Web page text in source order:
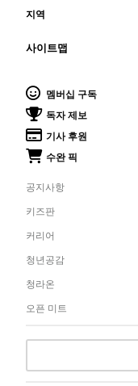
지역
사이트맵
멤버십 구독
독자 제보
기사 후원
수완 픽
공지사항
키즈판
커리어
청년공감
청라온
오픈 미트